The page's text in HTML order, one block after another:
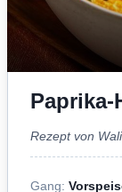
Paprika-
Rezept von
Gang: